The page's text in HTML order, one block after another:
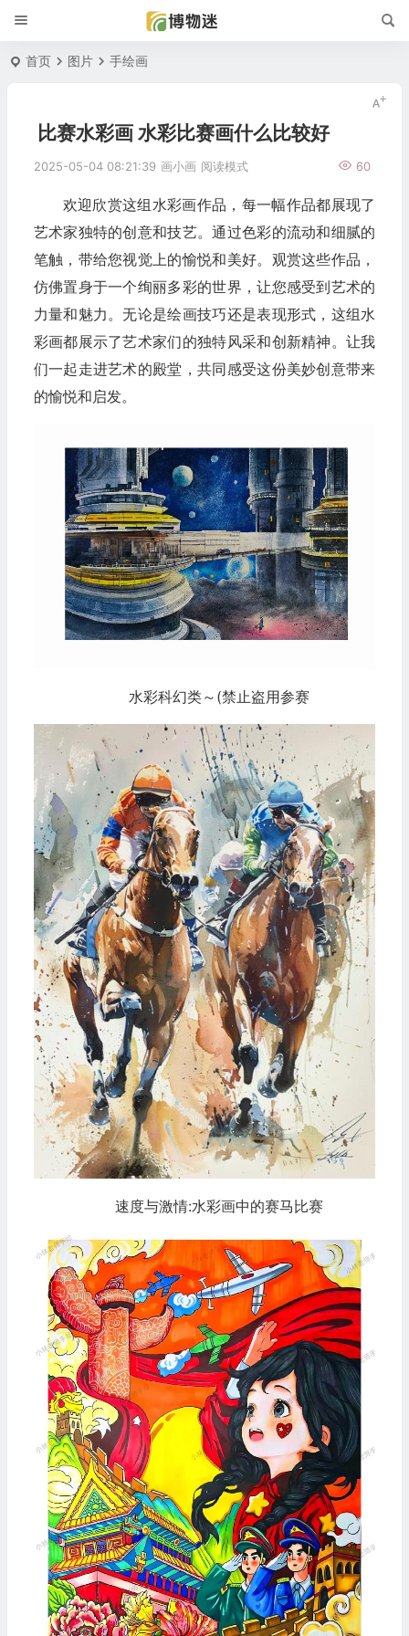
首页 图片 手绘画
比赛水彩画 水彩比赛画什么比较好
2025-05-04 08:21:39 画小画 60
阅读模式
欢迎欣赏这组水彩画作品，每一幅作品都展现了
艺术家独特的创意和技艺。通过色彩的流动和细腻的
笔触，带给您视觉上的愉悦和美好。观赏这些作品，
仿佛置身于一个绚丽多彩的世界，让您感受到艺术的
力量和魅力。无论是绘画技巧还是表现形式，这组水
彩画都展示了艺术家们的独特风采和创新精神。让我
们一起走进艺术的殿堂，共同感受这份美妙创意带来
的愉悦和启发。
水彩科幻类～(禁止盗用参赛
速度与激情:水彩画中的赛马比赛